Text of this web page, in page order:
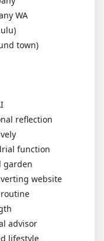
WA
town)
reflection
function
garden
website
advisor
lifestyle